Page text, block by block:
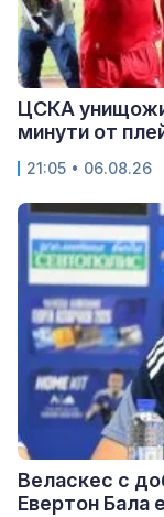
ЦСКА
минути от
21:05 • 06.08.26
Веласкес с
Евертон Бала